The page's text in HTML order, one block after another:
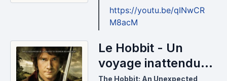
https://youtu.be/qINwCR
M8acM
Le Hobbit - Un
voyage inattendu
The Hobbit: An Unexpected